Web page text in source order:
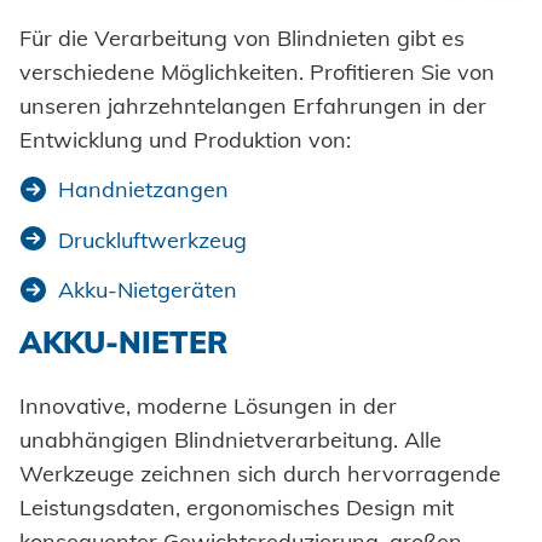
Stanzelemente
Coils
Automation
Prozessüberwachung
Verarbeitung Einpresselemente
Hochfest - Das System
HONSEL WELTWEIT
zur Übersicht
HONSEL-GRUPPE
zur Übersicht
HONSEL THEMEN
KOMPETENZ
FERTIGUNG
zur Übersicht
SERVICE
Für die Verarbeitung von Blindnieten gibt es
verschiedene Möglichkeiten. Profitieren Sie von
unseren jahrzehntelangen Erfahrungen in der
Entwicklung und Produktion von:
Handnietzangen
Druckluftwerkzeug
Akku-Nietgeräten
AKKU-NIETER
Innovative, moderne Lösungen in der
unabhängigen Blindnietverarbeitung. Alle
Werkzeuge zeichnen sich durch hervorragende
Leistungsdaten, ergonomisches Design mit